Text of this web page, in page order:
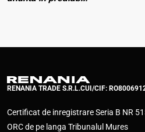
RENANIA TRADE S.R.L.CUI/CIF:
Certificat de inregistrare Seria B NR
ORC de pe langa Tribunalul Mures